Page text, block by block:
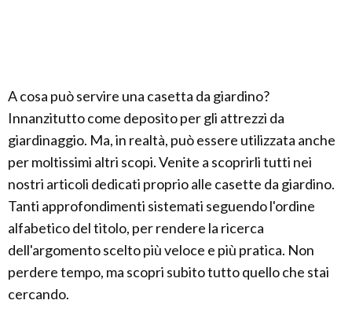
A cosa può servire una casetta da giardino?
Innanzitutto come deposito per gli attrezzi da
giardinaggio. Ma, in realtà, può essere utilizzata anche
per moltissimi altri scopi. Venite a scoprirli tutti nei
nostri articoli dedicati proprio alle casette da giardino.
Tanti approfondimenti sistemati seguendo l'ordine
alfabetico del titolo, per rendere la ricerca
dell'argomento scelto più veloce e più pratica. Non
perdere tempo, ma scopri subito tutto quello che stai
cercando.